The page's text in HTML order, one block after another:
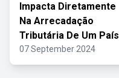
Impacta Diretamente
Na Arrecadação
Tributária De Um País
07 September 2024